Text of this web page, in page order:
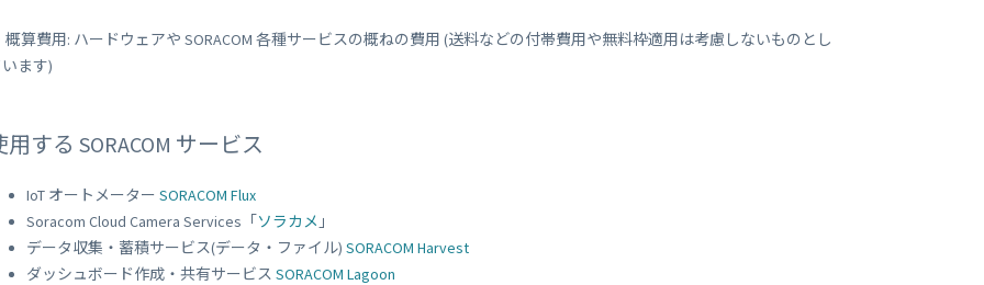
算費用: ハードウェアや SORACOM 各種サービスの概ねの費用 (送料などの付帯費用や無料枠適用は考慮しないものとし
ます)
用する SORACOM サービス
IoT オートメーター SORACOM Flux
Soracom Cloud Camera Services「ソラカメ 」
データ収集・蓄積サービス(データ・ファイル) SORACOM Harvest
ダッシュボード作成・共有サービス SORACOM Lagoon